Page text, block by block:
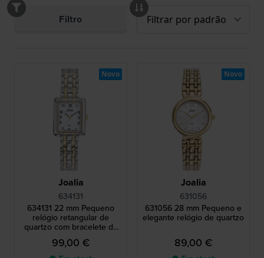
Filtro
Joalia
634131
634131 22 mm Pequeno
relógio retangular de
quartzo com bracelete de
metal
99,00 €
Novo
Joalia
631056
631056 28 mm Pequeno e
elegante relógio de quartzo
89,00 €
Novo